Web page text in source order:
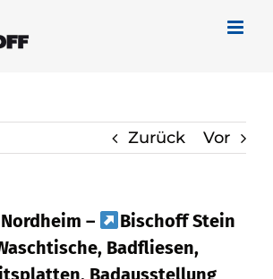
Zurück Vor
–
Bischoff Stein
Badfliesen,
Badausstellung